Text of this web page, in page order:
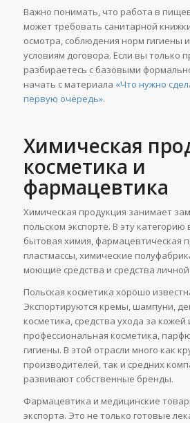
Важно понимать, что работа в
может требовать санитарной
осмотра, соблюдения норм гигиены
условиям договора. Если вы только
разбираетесь с базовыми
начать с материала «Что нужно
первую очередь».
Химическая
косметика и
фармацевтика
Химическая продукция занимает
польском экспорте. В эту категорию
бытовая химия, фармацевтическая
пластмассы, химические
моющие средства и средства личной
Польская косметика хорошо
Экспортируются кремы, шампуни,
косметика, средства ухода за кожей
профессиональная косметика,
гигиены. В этой отрасли много как
производителей, так и средних
развивают собственные бренды.
Фармацевтика и медицинские
экспорта. Это не только готовые